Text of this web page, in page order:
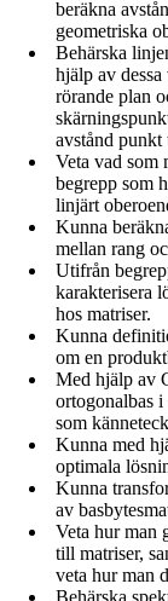
beräkna
geometriska
Behärska
hjälp av
rörande plan
avstånd
Veta vad som
begrepp som
linjärt
Kunna
mellan rang
Utifrån
karakterisera
hos matriser.
Kunna
om en
Med hjälp av
ortogonalbas
som
Kunna med
optimala
Kunna
av
Veta hur man
till matriser,
veta hur man
Behärska